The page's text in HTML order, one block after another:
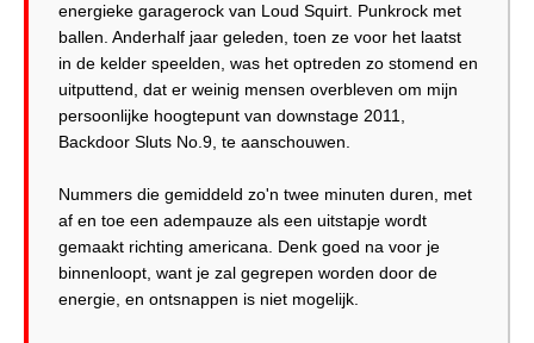
energieke garagerock van Loud Squirt. Punkrock met
ballen. Anderhalf jaar geleden, toen ze voor het laatst
in de kelder speelden, was het optreden zo stomend en
uitputtend, dat er weinig mensen overbleven om mijn
persoonlijke hoogtepunt van downstage 2011,
Backdoor Sluts No.9, te aanschouwen.
Nummers die gemiddeld zo'n twee minuten duren, met
af en toe een adempauze als een uitstapje wordt
gemaakt richting americana. Denk goed na voor je
binnenloopt, want je zal gegrepen worden door de
energie, en ontsnappen is niet mogelijk.